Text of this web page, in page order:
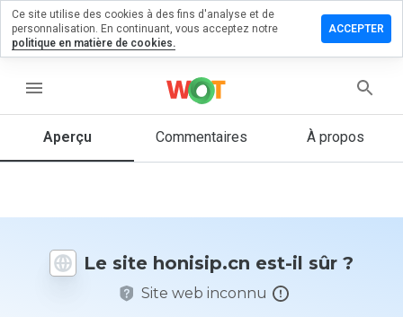
menu
Aperçu Commentaires À propos
Le site honisip.cn est-il sûr ?
Site web inconnu
un
1 et 5
vous à ce
Ce site utilise des cookies à des fins d'analyse et de
personnalisation. En continuant, vous acceptez notre
politique en matière de cookies.
ACCEPTER